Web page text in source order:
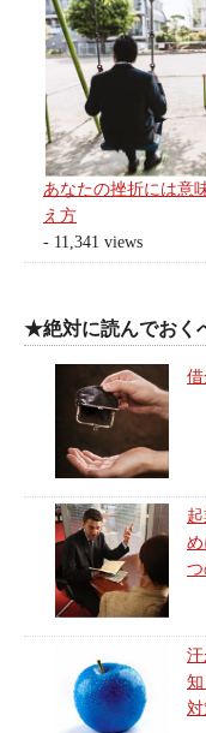
あなたの挫折には意
え方
- 11,341 views
★絶対に読んでおく
つ